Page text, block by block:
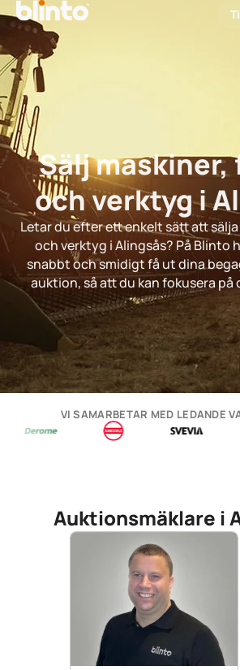
Sälj maskiner,
och verktyg i
Letar du efter ett enkelt sätt att
och verktyg i Alingsås? På Blinto
snabbt och smidigt få ut dina
auktion, så att du kan fokusera på
VI SAMARBETAR MED LEDANDE
Auktionsmäklare i